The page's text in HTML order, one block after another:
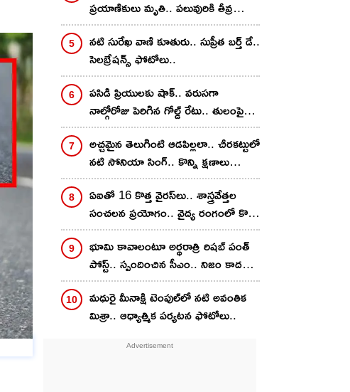
ప్రయాణికులు మృతి.. పలువురికి తీవ్ర
గాయాలు..
న‌టి సురేఖ వాణి కూతురు.. సుప్రీత బ‌ర్త్ డే..
సెల‌బ్రేష‌న్స్ ఫోటోలు..
పసిడి ప్రియులకు షాక్.. వరుసగా
నాల్గోరోజు పెరిగిన గోల్డ్ రేటు.. తులంపై
ఎంత పెరిగిందంటే?
అచ్చ‌మైన తెలుగింటి ఆడ‌పిల్ల‌లా.. చీర‌క‌ట్టులో
న‌టి సోనియా సింగ్‌.. కొన్ని క్షణాలు
ప్రశాంతంగా..
ఏఐతో 16 కొత్త వైరస్‌లు.. శాస్త్రవేత్తల
సంచలన ప్రయోగం.. వైద్య రంగంలో కొత్త
ఆశలు.. కానీ..
భూమి కావాలంటూ అర్థ‌రాత్రి రిష‌బ్ పంత్
పోస్ట్‌.. స్పందించిన సీఎం.. నిజం కాద‌ని
ఫ్యాన్స్ అనుమానం..
మధురై మీనాక్షి టెంపుల్‌లో న‌టి అవంతిక
మిశ్రా.. ఆధ్యాత్మిక ప‌ర్య‌ట‌న ఫోటోలు..